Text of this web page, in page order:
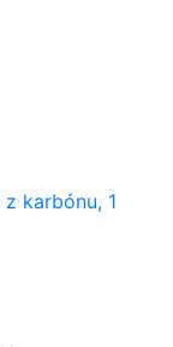
karbónu, 1